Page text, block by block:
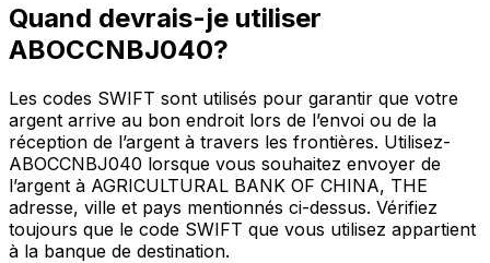
Quand devrais-je utiliser
ABOCCNBJ040?
Les codes SWIFT sont utilisés pour garantir que votre
argent arrive au bon endroit lors de l’envoi ou de la
réception de l’argent à travers les frontières. Utilisez-
ABOCCNBJ040 lorsque vous souhaitez envoyer de
l’argent à AGRICULTURAL BANK OF CHINA, THE
adresse, ville et pays mentionnés ci-dessus. Vérifiez
toujours que le code SWIFT que vous utilisez appartient
à la banque de destination.